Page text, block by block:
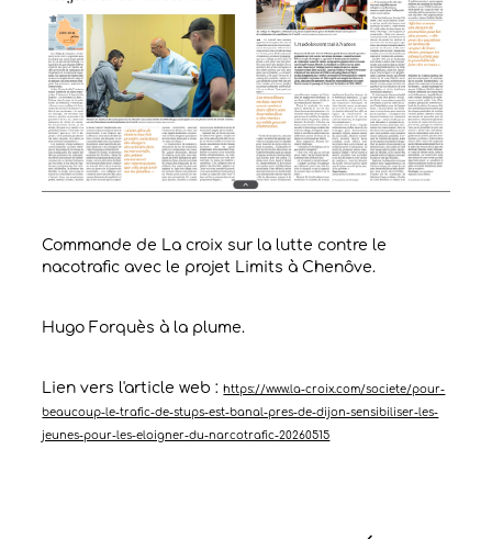
Commande de La croix sur la lutte contre le
nacotrafic avec le projet Limits à Chenôve.
Hugo Forquès à la plume.
Lien vers l'article web :https://www.la-croix.com/societe/pour-
beaucoup-le-trafic-de-stups-est-banal-pres-de-dijon-sensibiliser-les-
jeunes-pour-les-eloigner-du-narcotrafic-20260515